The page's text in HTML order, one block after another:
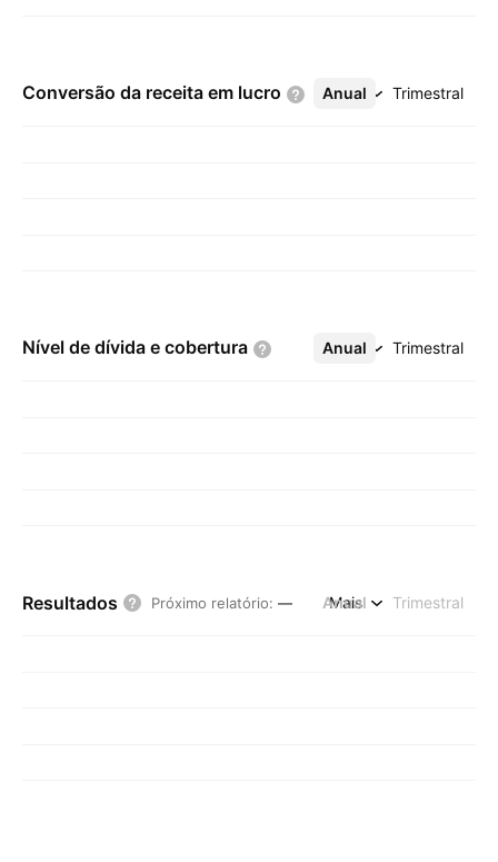
Conversão da receita em lucro Anual Trimestral
Mais
Nível de dívida e cobertura Anual Trimestral
Mais
Resultados Próximo relatório: — Anual Trimestral
Mais